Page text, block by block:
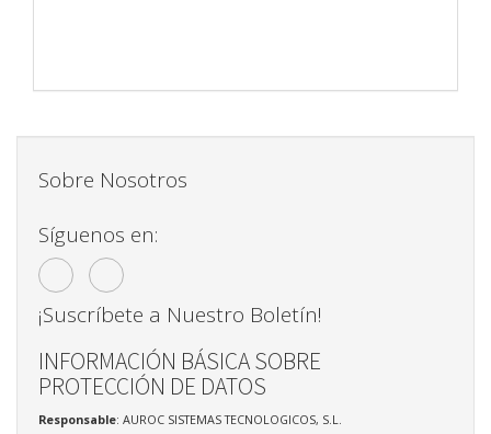
Sobre Nosotros
Síguenos en:
¡Suscríbete a Nuestro Boletín!
INFORMACIÓN BÁSICA SOBRE
PROTECCIÓN DE DATOS
Responsable: AUROC SISTEMAS TECNOLOGICOS, S.L.